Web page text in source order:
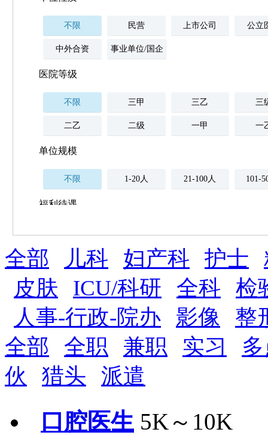
不限 民营 上市公司 公立
中外合资 事业单位/国企
医院等级
不限 三甲 三乙 三
二乙 二级 一甲 一
单位规模
不限 1-20人 21-100人 101-
福利待遇
薪资与社保
五险 住房公积金 企业
全勤奖 加班补助 全薪病假 股票
法定节假日三薪 工龄奖 带薪年假 年终
晋升与政策
8小时工作制 周末双休
关怀与福利
全部 儿科 妇产科 护士
皮肤
ICU/科研 全科
检
人事-行政-院办
影像
整
全部
全职 兼职 实习
伙
猎头 派遣
口腔医生 5K～10K